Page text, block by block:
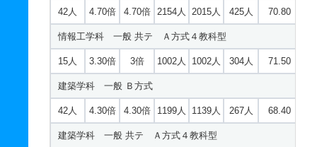
応用化学科 一般 共テ Ａ方式４教科型
20人 2.10倍 2.20倍 644人 644人
42人 4.70倍 4.70倍 2154人 2015人 425人 70.80
情報工学科 一般 共テ Ａ方式４教科型
15人 3.30倍 3倍 1002人 1002人 304人 71.50
建築学科 一般 Ｂ方式
42人 4.30倍 4.30倍 1199人 1139人 267人 68.40
建築学科 一般 共テ Ａ方式４教科型